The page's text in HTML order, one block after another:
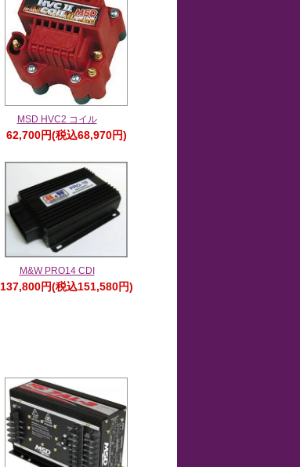
MSD HVC2 コイル
62,700円(税込68,970円)
M&W PRO14 CDI
137,800円(税込151,580円)